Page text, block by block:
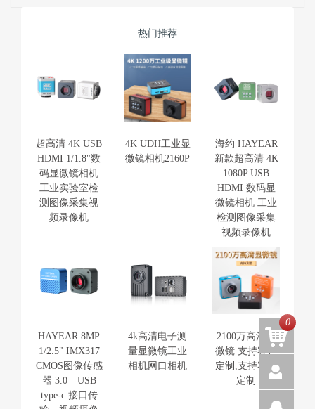
0
热门推荐
超高清 4K USB
HDMI 1/1.8"数
码显微镜相机
工业实验室检
测图像采集视
频录像机
4K UDH工业显
微镜相机2160P
海约 HAYEAR
新款超高清 4K
1080P USB
HDMI 数码显
微镜相机 工业
检测图像采集
视频录像机
HAYEAR 8MP
1/2.5" IMX317
CMOS图像传感
器 3.0 USB
type-c 接口传
4k高清电子测
量显微镜工业
相机网口相机
2100万高清显
微镜 支持客户
定制,支持客户
定制